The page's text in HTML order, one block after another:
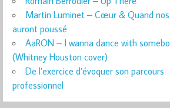
Martin Luminet – Cœur & Quand
auront poussé
AaRON – I wanna dance with
(Whitney Houston cover)
De l’exercice d’évoquer son parcours
professionnel